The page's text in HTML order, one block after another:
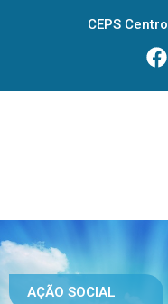
CEPS
AÇÃO SOCIAL